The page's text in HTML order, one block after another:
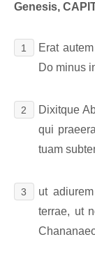
Genesis,
1
Erat
Do minus
2
Dixitque
qui
tuam
3
ut
terrae, ut